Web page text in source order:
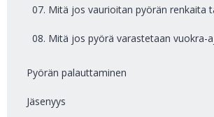
07. Mitä jos vaurioitan pyörän renkaita
08. Mitä jos pyörä varastetaan vuokra-
Pyörän palauttaminen
Jäsenyys